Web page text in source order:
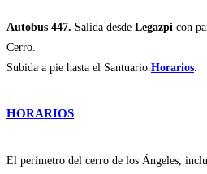
Autobus 447. Salida desde Legazpi con
Cerro.
Subida a pie hasta el Santuario. Horarios
HORARIOS
El perímetro del cerro de los Ángeles,